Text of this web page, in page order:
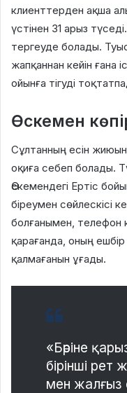
клиенттерден ақша
үстінен 31 арыз түседі
тергеуде болады.
жапқаннан кейін ғана
ойынға тігуді
Өскемен
Сұлтанның есін
оқиға себеп болады.
Өскемендегі Ертіс
біреумен сөйлескісі
болғанымен, телефон
қарағанда, оның
қалмағанын ұғады.
«Бәріне
бірінші
мен жалғыз